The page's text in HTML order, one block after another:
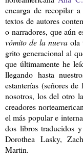
encarga de recopilar
textos de autores
o narradores, que aún
vómito de la nueva ola
grito generacional al
que últimamente he
llegando hasta
estanterías (señores
nosotros, los del otro
creadores
el más popular e
dos libros traducidos
Dorothea Lasky,
Martin.